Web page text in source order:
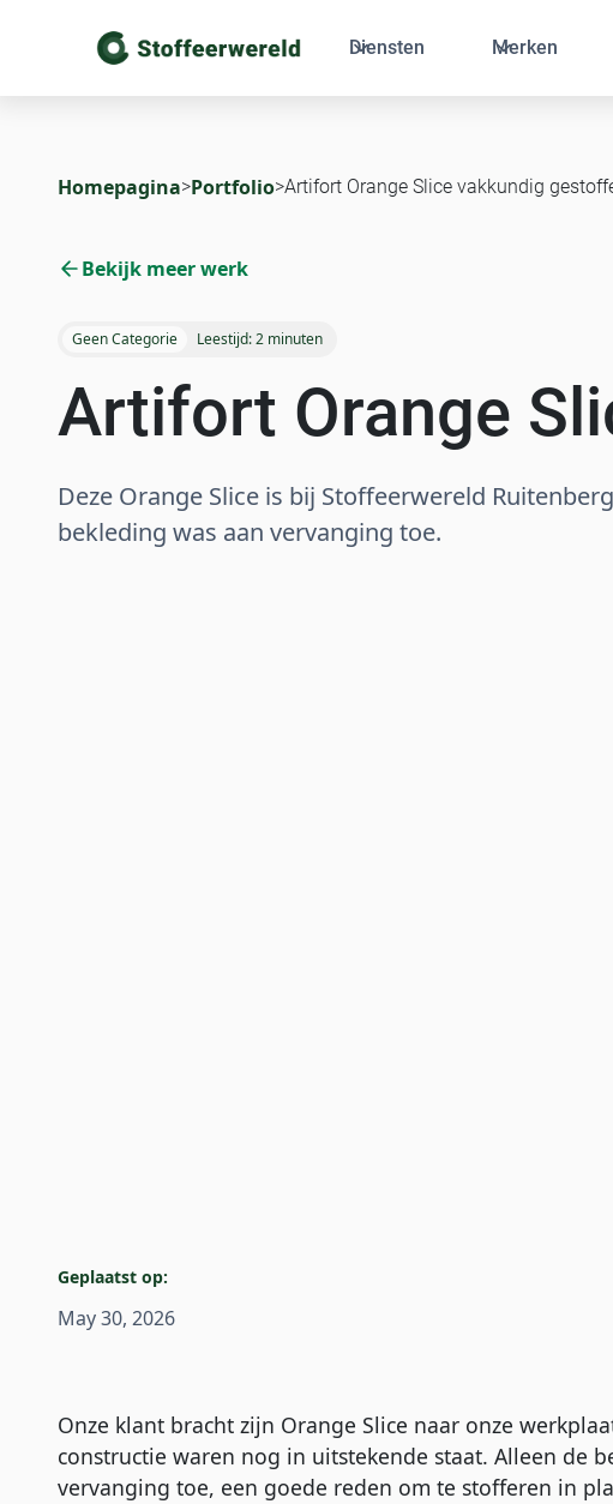
Diensten Merken
Homepagina>Portfolio>Artifort Orange Slice vakkundig
Bekijk meer werk
Geen Categorie Leestijd:2 minuten
Artifort Orange
Deze Orange Slice is bij Stoffeerwereld
bekleding was aan vervanging toe.
Geplaatst op:
May 30, 2026
Onze klant bracht zijn Orange Slice naar onze
constructie waren nog in uitstekende staat. Alleen de
vervanging toe, een goede reden om te stofferen in